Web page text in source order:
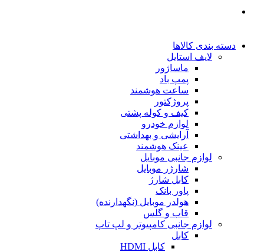
دسته بندی کالاها
لایف استایل
ماساژور
پمپ باد
ساعت هوشمند
پروژکتور
کیف و کوله پشتی
لوازم خودرو
آرایشی و بهداشتی
عینک هوشمند
لوازم جانبی موبایل
شارژر موبایل
کابل شارژ
پاور بانک
هولدر موبایل (نگهدارنده)
قاب و گلس
لوازم جانبی کامپیوتر و لپ تاپ
کابل
کابل HDMI